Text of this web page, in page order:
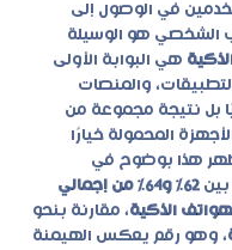
في الوصول إلى
الشخصي هو الوسيلة
هي البوابة الأولى
والمنصات
بل نتيجة مجموعة من
المحمولة خيارًا
هذا بوضوح في
بين
62% و64% من إجمالي
الذكية، مقارنة بنحو
، وهو رقم يعكس الهيمنة